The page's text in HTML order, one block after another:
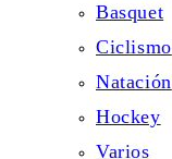
Basquet
Ciclismo
Natación
Hockey
Varios